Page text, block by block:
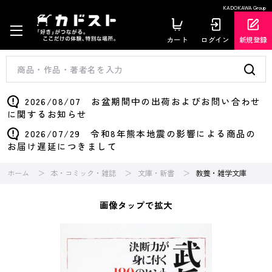
KADOKAWA Group
カート ログイン 新規登録
2026/08/07 お盆期間中の出荷およびお問い合わせ
に関するお知らせ
2026/07/29 令和8年熊本地震の影響による商品の
お届け遅延につきまして
ホーム 本・コミック・雑誌 文庫・新書 教養・雑学文庫
画像タップで拡大